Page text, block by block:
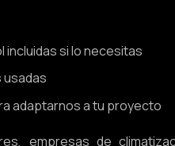
incluidas si lo necesitas
usadas
adaptarnos a tu proyecto
empresas de